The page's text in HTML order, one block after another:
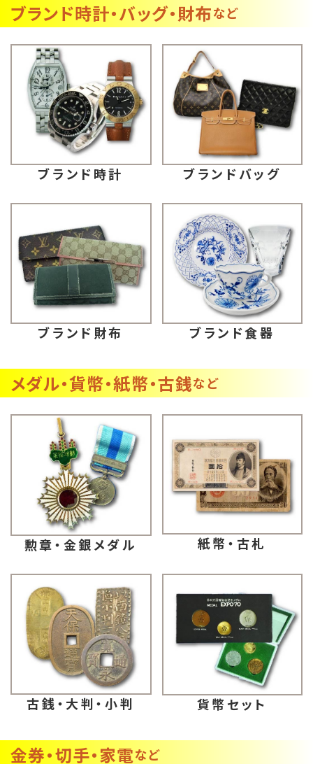
ブランド時計・バッグ・財布など
ブランド時計 ブランドバッグ
ブランド財布 ブランド食器
メダル・貨幣・紙幣・古銭など
勲章・金銀メダル 紙幣・古札
古銭・大判・小判 貨幣セット
金券・切手・家電など